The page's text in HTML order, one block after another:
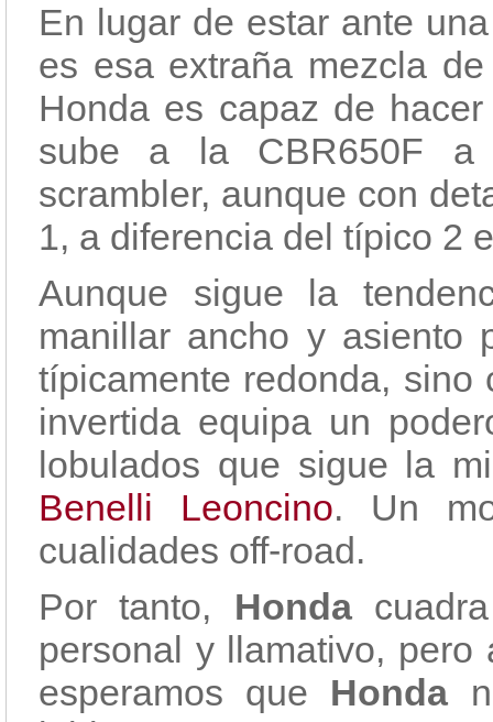
En lugar de estar ante
es esa extraña mezcla
Honda es capaz de
sube a la CBR650F a
scrambler, aunque con
1, a diferencia del típico 2
Aunque sigue la
manillar ancho y asiento
típicamente redonda,
invertida equipa un
lobulados que sigue la
Benelli Leoncino. Un
cualidades off-road.
Por tanto, Honda
personal y llamativo,
esperamos que Honda